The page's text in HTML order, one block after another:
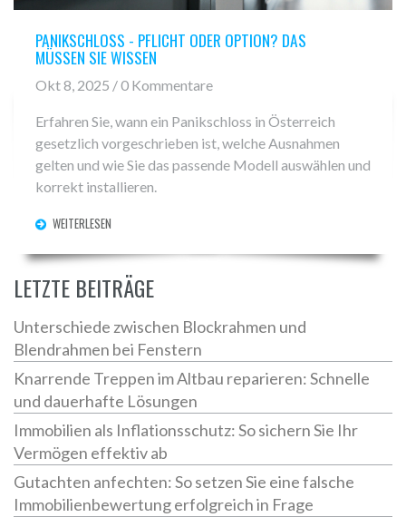
PANIKSCHLOSS - PFLICHT ODER OPTION? DAS
MÜSSEN SIE WISSEN
Okt 8, 2025 / 0 Kommentare
Erfahren Sie, wann ein Panikschloss in Österreich
gesetzlich vorgeschrieben ist, welche Ausnahmen
gelten und wie Sie das passende Modell auswählen und
korrekt installieren.
WEITERLESEN
LETZTE BEITRÄGE
Unterschiede zwischen Blockrahmen und
Blendrahmen bei Fenstern
Knarrende Treppen im Altbau reparieren: Schnelle
und dauerhafte Lösungen
Immobilien als Inflationsschutz: So sichern Sie Ihr
Vermögen effektiv ab
Gutachten anfechten: So setzen Sie eine falsche
Immobilienbewertung erfolgreich in Frage